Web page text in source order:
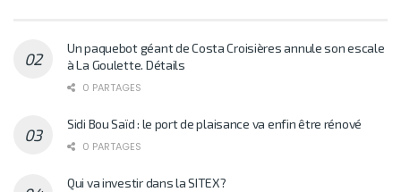
Un paquebot géant de Costa Croisières annule son escale
à La Goulette. Détails
0 PARTAGES
Sidi Bou Saïd : le port de plaisance va enfin être rénové
0 PARTAGES
Qui va investir dans la SITEX?